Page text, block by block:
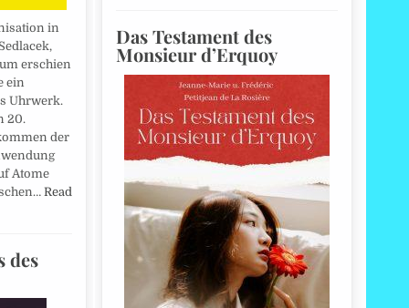
in
erschien
ein
Uhrwerk.
20.
der
Atome
Read
des
Das Testament des
Monsieur d’Erquoy